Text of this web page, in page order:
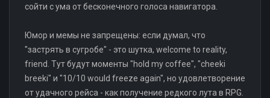
сойти с ума от бесконечного голоса навигатора.
Юмор и мемы не запрещены: если думал, что
"застрять в сугробе" - это шутка, welcome to reality,
friend. Тут будут моменты "hold my coffee", "cheeki
breeki" и "10/10 would freeze again", но удовлетворение
от удачного рейса - как получение редкого лута в RPG.